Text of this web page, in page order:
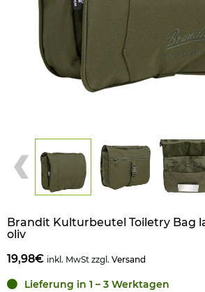
Brandit Kulturbeutel Toiletry Bag
oliv
19,98€ inkl. MwSt zzgl. Versand
Lieferung in 1 – 3 Werktagen